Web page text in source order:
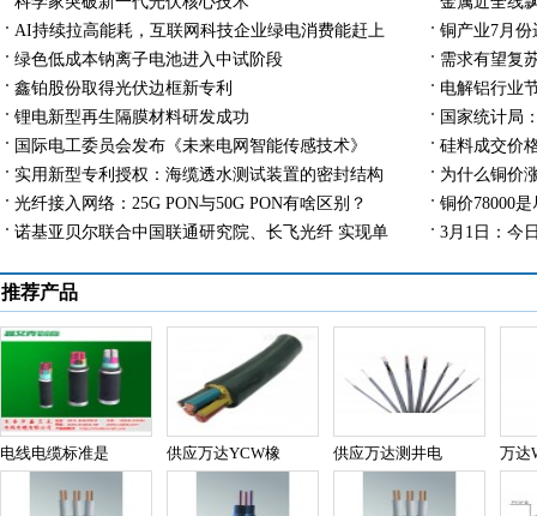
相关
AI持续拉高能耗，互联网科技企业绿电消费能赶上
用电需求吗？
绿色低成本钠离子电池进入中试阶段
鑫铂股份取得光伏边框新专利
锂电新型再生隔膜材料研发成功
国际电工委员会发布《未来电网智能传感技术》
实用新型专利授权：海缆透水测试装置的密封结构
及硅胶密封垫的成型模具
光纤接入网络：25G PON与50G PON有啥区别？
诺基亚贝尔联合中国联通研究院、长飞光纤 实现单
沪银跌超1%
铜产业7月
需求有望复
电解铝行业
国家统计局
硅料成交价
为什么铜价
控？
铜价78000
3月1日：今
推荐产品
电线电缆标准是 供应万达YCW橡 供应万达测井电 万达